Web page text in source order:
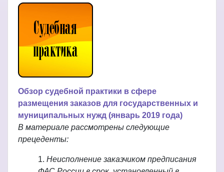
Обзор судебной практики в сфере
размещения заказов для государственных и
муниципальных нужд (январь 2019 года)
В материале рассмотрены следующие
прецеденты:
Неисполнение заказчиком предписания